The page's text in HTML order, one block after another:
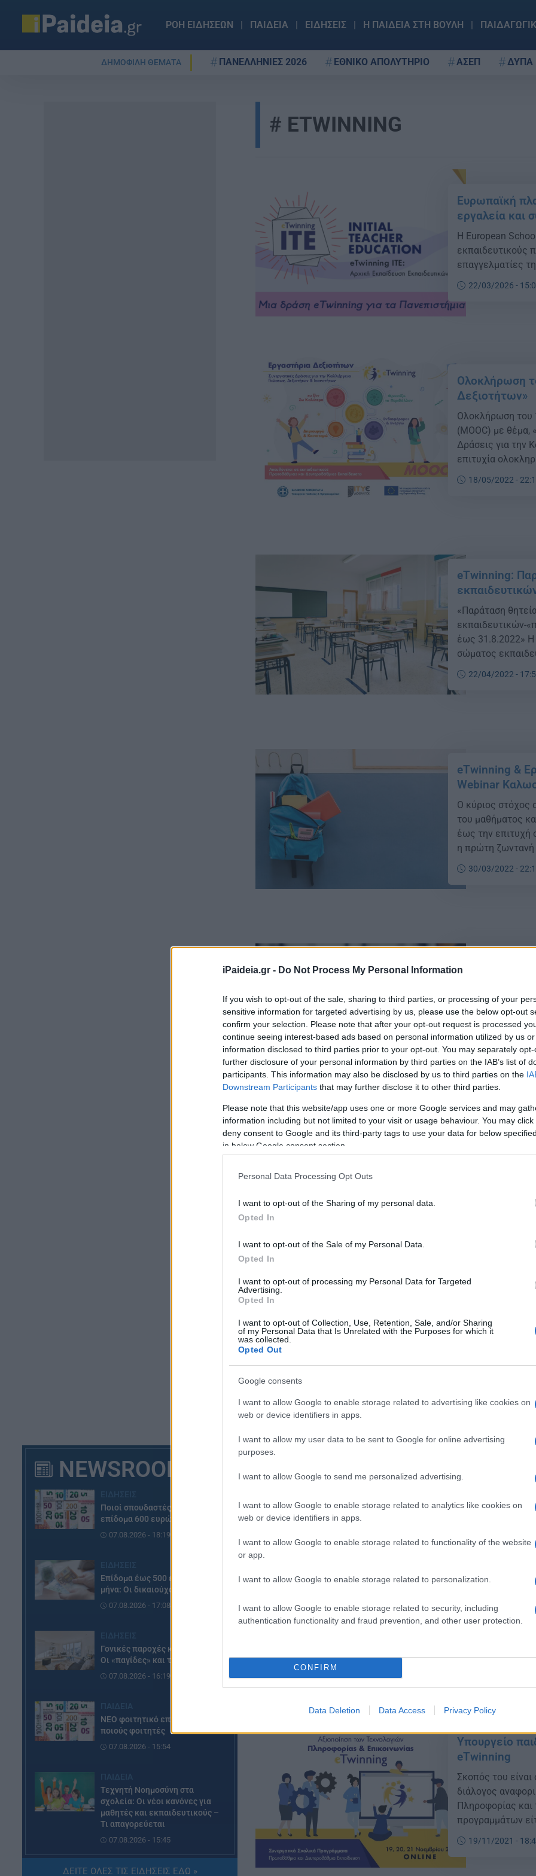
iPaideia.gr - Do Not Process My Personal Information
If you wish to opt-out of the sale, sharing to third parties, or processing of your
sensitive information for targeted advertising by us, please use the below opt-out
confirm your selection. Please note that after your opt-out request is processed
continue seeing interest-based ads based on personal information utilized by us
information disclosed to third parties prior to your opt-out. You may separately
further disclosure of your personal information by third parties on the IAB’s list of
participants. This information may also be disclosed by us to third parties on the
Downstream Participants that may further disclose it to other third parties.
Please note that this website/app uses one or more Google services and may
information including but not limited to your visit or usage behaviour. You may
deny consent to Google and its third-party tags to use your data for below
in below Google consent section.
Personal Data Processing Opt Outs
I want to opt-out of the Sharing of my personal data.
Opted In
I want to opt-out of the Sale of my Personal Data.
Opted In
I want to opt-out of processing my Personal Data for Targeted
Advertising.
Opted In
I want to opt-out of Collection, Use, Retention, Sale, and/or Sharing
of my Personal Data that Is Unrelated with the Purposes for which it
was collected.
Opted Out
Google consents
I want to allow Google to enable storage related to advertising like cookies on
web or device identifiers in apps.
I want to allow my user data to be sent to Google for online advertising
purposes.
I want to allow Google to send me personalized advertising.
I want to allow Google to enable storage related to analytics like cookies on
web or device identifiers in apps.
I want to allow Google to enable storage related to functionality of the website
or app.
I want to allow Google to enable storage related to personalization.
I want to allow Google to enable storage related to security, including
authentication functionality and fraud prevention, and other user protection.
CONFIRM
Data Deletion Data Access Privacy Policy
ΡΟΗ ΕΙΔΗΣΕΩΝ ΠΑΙΔΕΙΑ ΕΙΔΗΣΕΙΣ Η ΠΑΙΔΕΙΑ ΣΤΗ ΒΟΥΛΗ
ΔΗΜΟΦΙΛΗ ΘΕΜΑΤΑ ΠΑΝΕΛΛΗΝΙΕΣ 2026 ΕΘΝΙΚΟ ΑΠΟΛΥΤΗΡΙΟ ΑΣΕΠ ΔΥΠΑ
NEWSROOM
Ποιοί σπουδαστές θα λάβουν
επίδομα 600 ευρώ
07.08.2026 - 18:19
Επίδομα έως 500 ευρώ τον
μήνα: Οι δικαιούχοι
07.08.2026 - 17:08
Γονικές παροχές και δωρεές:
Οι «παγίδες» και τα λάθη
07.08.2026 - 16:19
ΝΕΟ φοιτητικό επίδομα: Για
ποιούς φοιτητές
07.08.2026 - 15:54
Τεχνητή Νοημοσύνη στα
σχολεία: Οι νέοι κανόνες για
μαθητές και εκπαιδευτικούς –
Τι απαγορεύεται
07.08.2026 - 15:45
ΕΙΔΗΣΕΙΣ
ΔΕΙΤΕ ΟΛΕΣ ΤΙΣ ΕΙΔΗΣΕΙΣ ΕΔΩ »
ETWINNING
Ευρωπαϊκή
εργαλεία και
Η European
εκπαιδευτικούς
επαγγελματίες
22/03/2026 -
Ολοκλήρωση
Δεξιοτήτων»
Ολοκλήρωση του
(ΜΟΟC) με θέμα,
Δράσεις για την
επιτυχία
Διαδικτυακό
Δεξιοτήτων:
18/05/2022 -
eTwinning:
«Παράταση
εκπαιδευτικών-
έως 31.8.2022» Η
σώματος
αυτό έχει
Υπουργού
Η ΥΠΟΥΡΓΟΣ
22/04/2022 -
eTwinning &
Webinar
Ο κύριος στόχος
του μαθήματος
έως την επιτυχή
η πρώτη ζωντανή
«eTwinning &
Καλλιέργεια
30/03/2022 -
eTwinning:
To MOOC του
με θέμα:
για την
Δευτέρα 28
εκδήλωση
ζωντανής
η […]
27/03/2022 -
Ευρωπαϊκά
Διαγωνισμός
αναγνώριση για
επιτροπή
επίπεδο.
νικητές του
/> Τη φετινή
eTwinning
καλλιέργεια
Πρόσκληση για
μάθημα (ΜΟΟC)
Στόχος του
αξιοποίησης
που παρέχει η
ακολουθούνται
10/03/2022 -
16ος Εθνικός
Ο Ελληνικός
eTwinning
να αναγνωρίσει
σχολικών
2021.
Υπουργείο
eTwinning
Σκοπός του είναι
διάλογος
Πληροφορίας και
προγραμμάτων
και τις
έτσι όπως
19/11/2021 -